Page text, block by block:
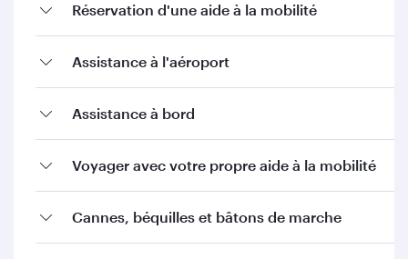
Réservation d'une aide à la mobilité
Assistance à l'aéroport
Assistance à bord
Voyager avec votre propre aide à la mobilité
Cannes, béquilles et bâtons de marche